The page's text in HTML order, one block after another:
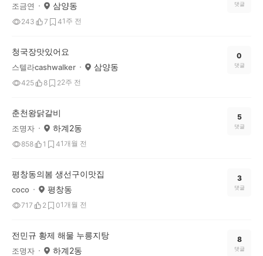
조금연 삼양동
243 7 41주 전
댓글
청국장맛있어요
스텔라cashwalker 삼양동
425 8 22주 전
0
댓글
춘천왕닭갈비
조명자 하계2동
858 1 41개월 전
5
댓글
평창동의봄 생선구이맛집
coco 평창동
717 2 01개월 전
3
댓글
전민규 황제 해물 누릉지탕
조명자 하계2동
8
댓글